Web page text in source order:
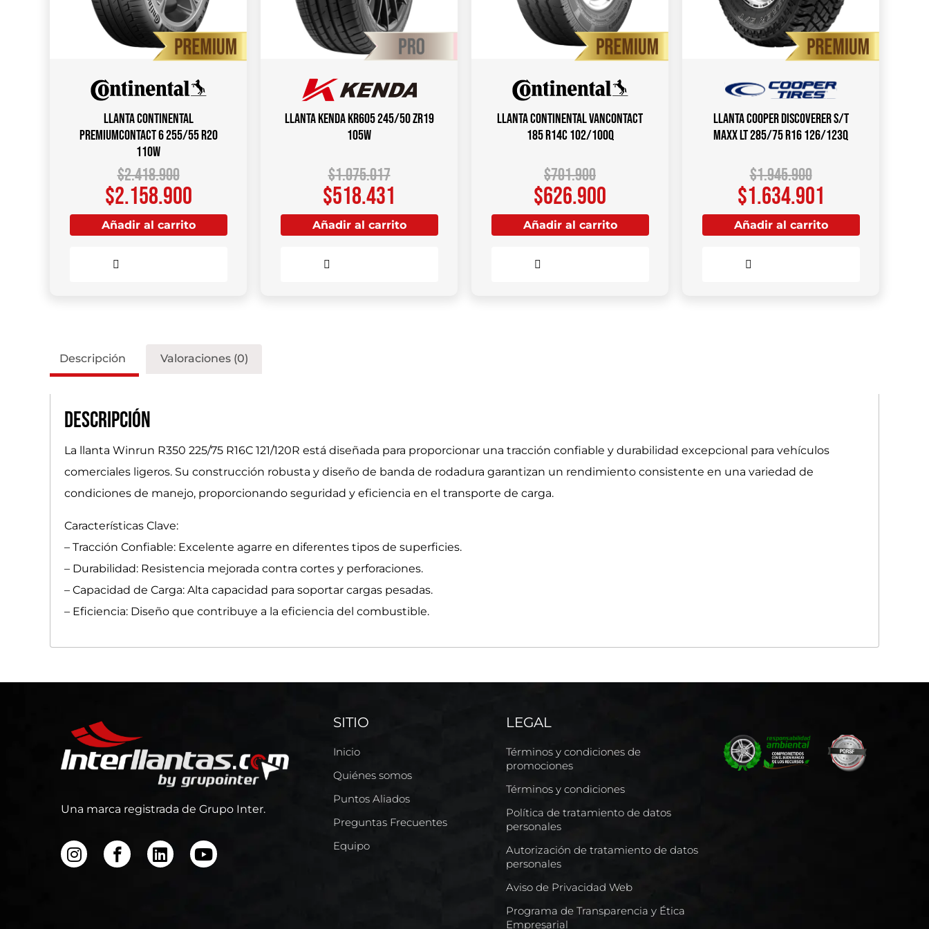
Llanta CONTINENTAL
PREMIUMCONTACT 6 255/55 R20
110W
$2.418.900
$2.158.900
Añadir al carrito
Llanta KENDA KR605 245/50 ZR19
105W
$1.075.017
$518.431
Añadir al carrito
Llanta CONTINENTAL VANCONTACT
185 R14C 102/100Q
$701.900
$626.900
Añadir al carrito
Llanta COOPER DISCOVERER S/T
MAXX LT 285/75 R16 126/123Q
$1.945.900
$1.634.901
Añadir al carrito
Descripción Valoraciones (0)
Descripción
La llanta Winrun R350 225/75 R16C 121/120R está diseñada para proporcionar una tracción confiable y durabilidad excepcional para vehículos
comerciales ligeros. Su construcción robusta y diseño de banda de rodadura garantizan un rendimiento consistente en una variedad de
condiciones de manejo, proporcionando seguridad y eficiencia en el transporte de carga.
Características Clave:
– Tracción Confiable: Excelente agarre en diferentes tipos de superficies.
– Durabilidad: Resistencia mejorada contra cortes y perforaciones.
– Capacidad de Carga: Alta capacidad para soportar cargas pesadas.
– Eficiencia: Diseño que contribuye a la eficiencia del combustible.
Una marca registrada de Grupo Inter.
SITIO
Inicio
Quiénes somos
Puntos Aliados
Preguntas Frecuentes
Equipo
LEGAL
Términos y condiciones de
promociones
Términos y condiciones
Política de tratamiento de datos
personales
Autorización de tratamiento de datos
personales
Aviso de Privacidad Web
Programa de Transparencia y Ética
Empresarial